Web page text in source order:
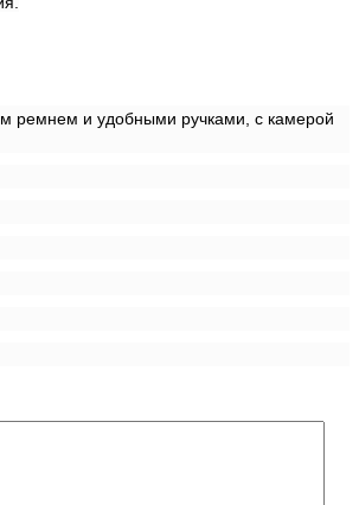
ремнем и удобными ручками, с камерой